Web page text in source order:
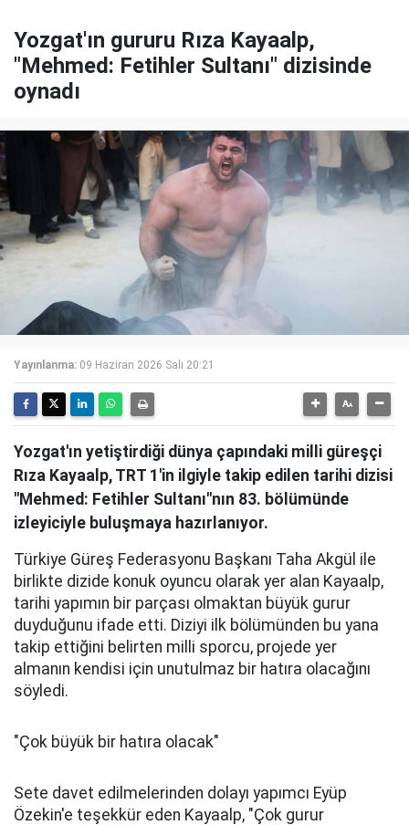
Yozgat'ın gururu Rıza Kayaalp,
"Mehmed: Fetihler Sultanı" dizisinde
oynadı
Yayınlanma: 09 Haziran 2026 Salı 20:21
Yozgat'ın yetiştirdiği dünya çapındaki milli güreşçi
Rıza Kayaalp, TRT 1'in ilgiyle takip edilen tarihi dizisi
"Mehmed: Fetihler Sultanı"nın 83. bölümünde
izleyiciyle buluşmaya hazırlanıyor.
Türkiye Güreş Federasyonu Başkanı Taha Akgül ile
birlikte dizide konuk oyuncu olarak yer alan Kayaalp,
tarihi yapımın bir parçası olmaktan büyük gurur
duyduğunu ifade etti. Diziyi ilk bölümünden bu yana
takip ettiğini belirten milli sporcu, projede yer
almanın kendisi için unutulmaz bir hatıra olacağını
söyledi.
"Çok büyük bir hatıra olacak"
Sete davet edilmelerinden dolayı yapımcı Eyüp
Özekin'e teşekkür eden Kayaalp, "Çok gurur